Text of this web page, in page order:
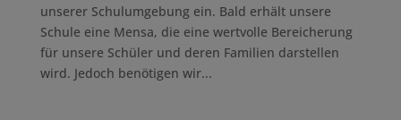
unserer Schulumgebung ein. Bald erhält unsere
Schule eine Mensa, die eine wertvolle Bereicherung
für unsere Schüler und deren Familien darstellen
wird. Jedoch benötigen wir...